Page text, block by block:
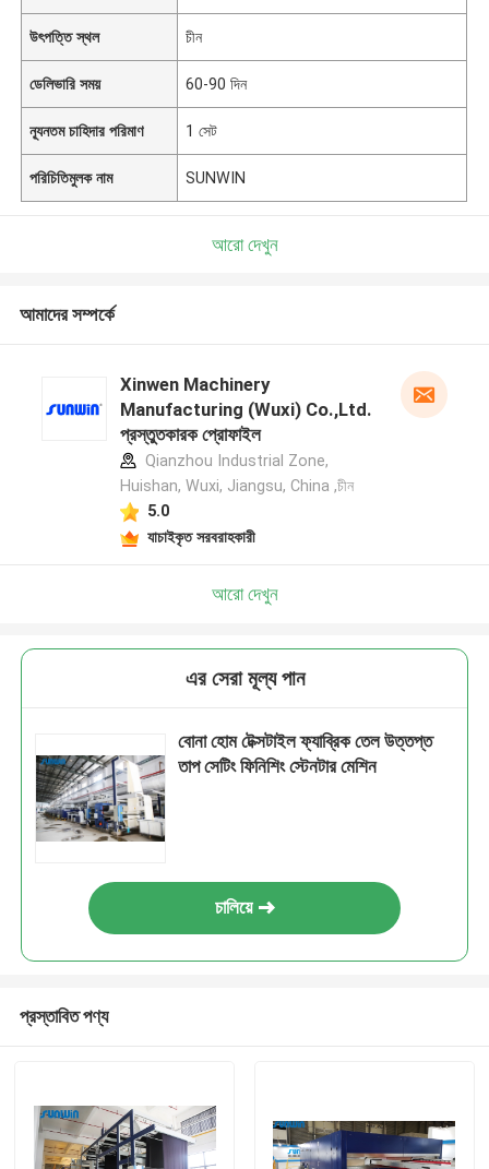
উৎপত্তি স্থল চীন
ডেলিভারি সময় 60-90 দিন
ন্যূনতম চাহিদার পরিমাণ 1 সেট
পরিচিতিমুলক নাম SUNWIN
আরো দেখুন
আমাদের সম্পর্কে
Xinwen Machinery
Manufacturing (Wuxi) Co.,Ltd.
প্রস্তুতকারক প্রোফাইল
Qianzhou Industrial Zone,
Huishan, Wuxi, Jiangsu, China ,চীন
5.0
যাচাইকৃত সরবরাহকারী
আরো দেখুন
এর সেরা মূল্য পান
বোনা হোম টেক্সটাইল ফ্যাব্রিক তেল উত্তপ্ত
তাপ সেটিং ফিনিশিং স্টেনটার মেশিন
চালিয়ে
প্রস্তাবিত পণ্য